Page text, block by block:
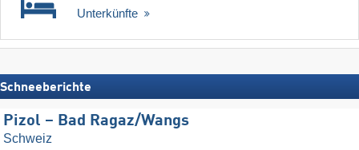
Unterkünfte
Schneeberichte
Pizol – Bad Ragaz/​Wangs
Schweiz